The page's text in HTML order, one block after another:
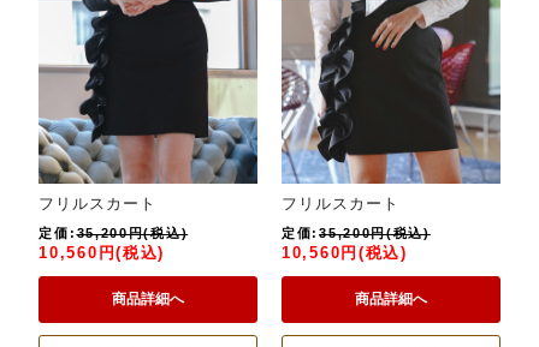
フリルスカート
定価:35,200円(税込)
10,560円(税込)
商品詳細へ
フリルスカート
定価:35,200円(税込)
10,560円(税込)
商品詳細へ